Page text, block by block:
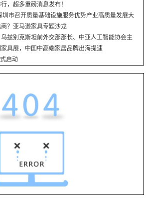
，超多重磅消息发布！
圳市召开质量基础设施服务优势产业高质量发展大
？亚马逊家具专题沙龙
乌兹别克斯坦前外交部部长、中亚人工智能协会主
具展，中国中高端家居品牌出海提速
启动